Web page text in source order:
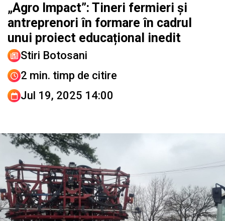
„Agro Impact”: Tineri fermieri și
antreprenori în formare în cadrul
unui proiect educațional inedit
Stiri Botosani
2 min. timp de citire
Jul 19, 2025 14:00